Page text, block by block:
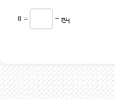
پنج − = 0